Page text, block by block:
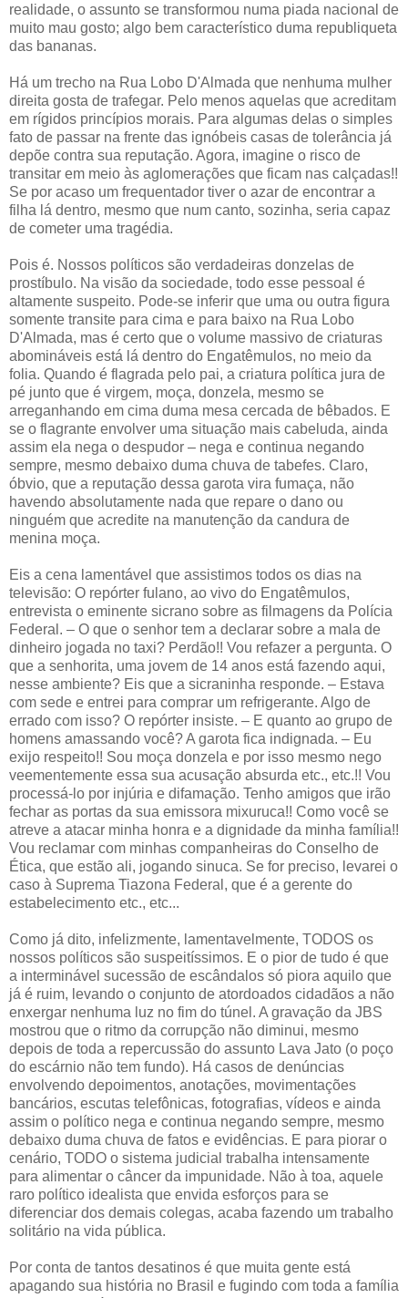
realidade, o assunto se transformou numa piada nacional de
muito mau gosto; algo bem característico duma republiqueta
das bananas.
Há um trecho na Rua Lobo D'Almada que nenhuma mulher
direita gosta de trafegar. Pelo menos aquelas que acreditam
em rígidos princípios morais. Para algumas delas o simples
fato de passar na frente das ignóbeis casas de tolerância já
depõe contra sua reputação. Agora, imagine o risco de
transitar em meio às aglomerações que ficam nas calçadas!!
Se por acaso um frequentador tiver o azar de encontrar a
filha lá dentro, mesmo que num canto, sozinha, seria capaz
de cometer uma tragédia.
Pois é. Nossos políticos são verdadeiras donzelas de
prostíbulo. Na visão da sociedade, todo esse pessoal é
altamente suspeito. Pode-se inferir que uma ou outra figura
somente transite para cima e para baixo na Rua Lobo
D'Almada, mas é certo que o volume massivo de criaturas
abomináveis está lá dentro do Engatêmulos, no meio da
folia. Quando é flagrada pelo pai, a criatura política jura de
pé junto que é virgem, moça, donzela, mesmo se
arreganhando em cima duma mesa cercada de bêbados. E
se o flagrante envolver uma situação mais cabeluda, ainda
assim ela nega o despudor – nega e continua negando
sempre, mesmo debaixo duma chuva de tabefes. Claro,
óbvio, que a reputação dessa garota vira fumaça, não
havendo absolutamente nada que repare o dano ou
ninguém que acredite na manutenção da candura de
menina moça.
Eis a cena lamentável que assistimos todos os dias na
televisão: O repórter fulano, ao vivo do Engatêmulos,
entrevista o eminente sicrano sobre as filmagens da Polícia
Federal. – O que o senhor tem a declarar sobre a mala de
dinheiro jogada no taxi? Perdão!! Vou refazer a pergunta. O
que a senhorita, uma jovem de 14 anos está fazendo aqui,
nesse ambiente? Eis que a sicraninha responde. – Estava
com sede e entrei para comprar um refrigerante. Algo de
errado com isso? O repórter insiste. – E quanto ao grupo de
homens amassando você? A garota fica indignada. – Eu
exijo respeito!! Sou moça donzela e por isso mesmo nego
veementemente essa sua acusação absurda etc., etc.!! Vou
processá-lo por injúria e difamação. Tenho amigos que irão
fechar as portas da sua emissora mixuruca!! Como você se
atreve a atacar minha honra e a dignidade da minha família!!
Vou reclamar com minhas companheiras do Conselho de
Ética, que estão ali, jogando sinuca. Se for preciso, levarei o
caso à Suprema Tiazona Federal, que é a gerente do
estabelecimento etc., etc...
Como já dito, infelizmente, lamentavelmente, TODOS os
nossos políticos são suspeitíssimos. E o pior de tudo é que
a interminável sucessão de escândalos só piora aquilo que
já é ruim, levando o conjunto de atordoados cidadãos a não
enxergar nenhuma luz no fim do túnel. A gravação da JBS
mostrou que o ritmo da corrupção não diminui, mesmo
depois de toda a repercussão do assunto Lava Jato (o poço
do escárnio não tem fundo). Há casos de denúncias
envolvendo depoimentos, anotações, movimentações
bancários, escutas telefônicas, fotografias, vídeos e ainda
assim o político nega e continua negando sempre, mesmo
debaixo duma chuva de fatos e evidências. E para piorar o
cenário, TODO o sistema judicial trabalha intensamente
para alimentar o câncer da impunidade. Não à toa, aquele
raro político idealista que envida esforços para se
diferenciar dos demais colegas, acaba fazendo um trabalho
solitário na vida pública.
Por conta de tantos desatinos é que muita gente está
apagando sua história no Brasil e fugindo com toda a família